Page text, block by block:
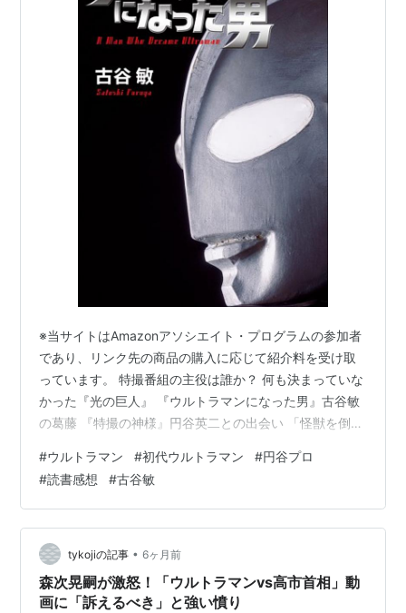
※当サイトはAmazonアソシエイト・プログラムの参加者
であり、リンク先の商品の購入に応じて紹介料を受け取
っています。 特撮番組の主役は誰か？ 何も決まっていな
かった『光の巨人』 『ウルトラマンになった男』古谷敏
の葛藤 『特撮の神様』円谷英二との出会い 「怪獣を倒さ
永遠のヒーローへの敬意 特撮番組の主役は誰か？ 特撮番
組の主役は誰か——。 現在放送中の『仮面ライダーゼッ
ツ』なら万津莫でしょうし、ゴジラシリーズなら「ゴジ
ラそのもの」と答える人もいるでしょう。 推しキャラこ
そが主役だと考えるファンもいれば、ヒーローのスーツ
をまとい、命を懸けてア…
#ウルトラマン #初代ウルトラマン #円谷プロ
#読書感想 #古谷敏
tykojiの記事 • 6ヶ月前
森次晃嗣が激怒！「ウルトラマンvs高市首相」動
画に「訴えるべき」と強い憤り